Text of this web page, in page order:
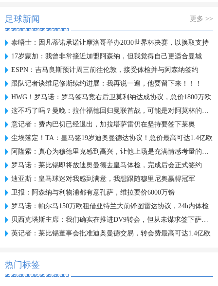
足球新闻 更多 >>
泰晤士：因凡蒂诺承诺让摩洛哥举办2030世界杯决赛，以换取支持
17岁蒙加：我曾非常接近加盟阿森纳，但我觉得自己更适合曼城
ESPN：吉马良斯预计周三前往伦敦，接受体检并与阿森纳签约
跟队记者谈维尼修斯续约进展：我再说一遍，他要留下来！！！
HWG！罗马诺：罗马签马竞右后卫莫利纳达成协议，总价1800万欧
这不巧了吗？曼晚：拉什福德回归曼联首战，可能是对阿莫林的米兰
意记者：费内巴切已经退出，加拉塔萨雷仍在坚持要签下莱奥
尘埃落定！TA：皇马签19岁迪奥曼德达协议！总价最高可达1.4亿欧
阿隆索：真心为穆德里克感到高兴，让他上场是充满情感考量的决定
罗马诺：莱比锡即将放迪奥曼德去皇马体检，完成后会正式签约
迪亚斯：皇马球迷对我感到满意，我想跟随穆里尼奥赢得冠军
卫报：阿森纳与利物浦都有意孔萨，维拉要价6000万镑
罗马诺：帕尔马150万欧租借亚特兰大前锋图雷达协议，24h内体检
贝西克塔斯主席：我们确实在推进DV9转会，但从未谋求签下萨拉赫
英记者：莱比锡董事会批准迪奥曼德交易，转会费最高可达1.4亿欧
热门标签